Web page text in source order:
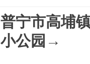
普宁市高埔
小公园→